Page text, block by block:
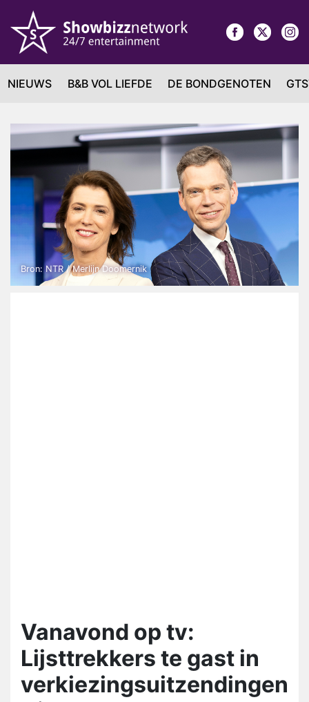
NIEUWS B&B VOL LIEFDE DE BONDGENOTEN
Bron: NTR / Merlijn Doomernik
Vanavond op tv:
Lijsttrekkers te gast in
verkiezingsuitzendingen